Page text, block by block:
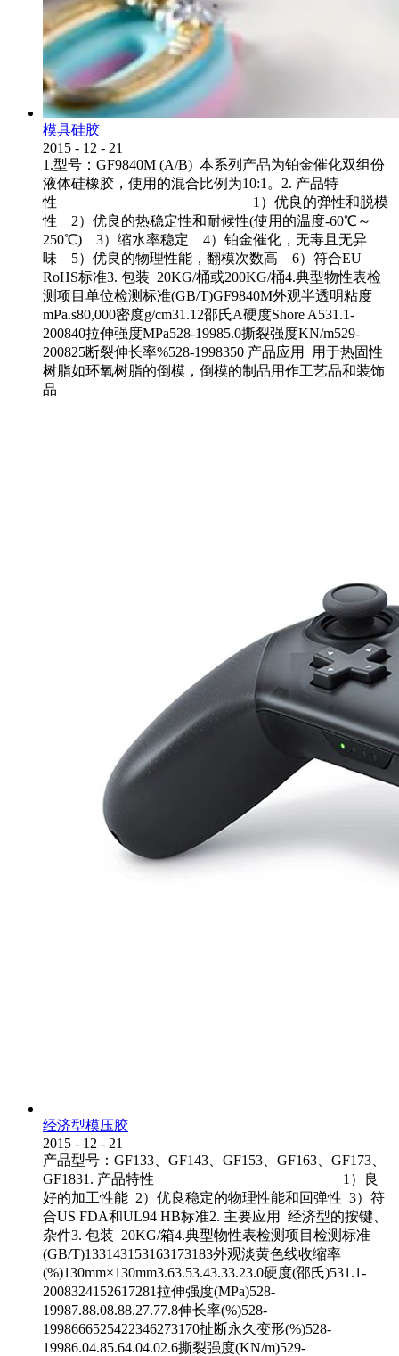
模具硅胶
2015 - 12 - 21
1.型号：GF9840M (A/B) 本系列产品为铂金催化双组份
液体硅橡胶，使用的混合比例为10:1。2. 产品特
性 1）优良的弹性和脱模
性 2）优良的热稳定性和耐候性(使用的温度-60℃～
250℃) 3）缩水率稳定 4）铂金催化，无毒且无异
味 5）优良的物理性能，翻模次数高 6）符合EU
RoHS标准3. 包装 20KG/桶或200KG/桶4.典型物性表检
测项目单位检测标准(GB/T)GF9840M外观半透明粘度
mPa.s80,000密度g/cm31.12邵氏A硬度Shore A531.1-
200840拉伸强度MPa528-19985.0撕裂强度KN/m529-
200825断裂伸长率%528-1998350 产品应用 用于热固性
树脂如环氧树脂的倒模，倒模的制品用作工艺品和装饰
品
经济型模压胶
2015 - 12 - 21
产品型号：GF133、GF143、GF153、GF163、GF173、
GF1831. 产品特性 1）良
好的加工性能 2）优良稳定的物理性能和回弹性 3）符
合US FDA和UL94 HB标准2. 主要应用 经济型的按键、
杂件3. 包装 20KG/箱4.典型物性表检测项目检测标准
(GB/T)133143153163173183外观淡黄色线收缩率
(%)130mm×130mm3.63.53.43.33.23.0硬度(邵氏)531.1-
2008324152617281拉伸强度(MPa)528-
19987.88.08.88.27.77.8伸长率(%)528-
1998666525422346273170扯断永久变形(%)528-
19986.04.85.64.04.02.6撕裂强度(KN/m)529-